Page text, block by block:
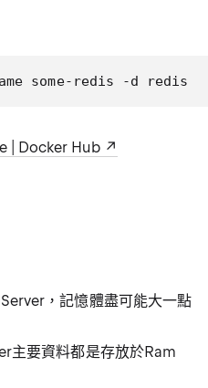
some-redis -d redis
| Docker Hub
，記憶體盡可能大一點
主要資料都是存放於Ram